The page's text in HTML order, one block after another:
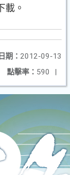
載。
期： 2012-09-13
點擊率： 590 |